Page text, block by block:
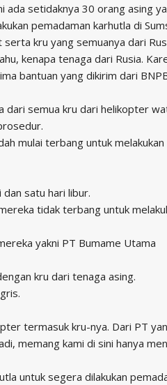
ada setidaknya 30 orang asing
pemadaman karhutla di
kru yang semuanya dari
kenapa tenaga dari Rusia.
bantuan yang dikirim dari
dari semua kru dari helikopter
mulai terbang untuk melakukan
satu hari libur.
tidak terbang untuk
yakni PT Bumame Utama
kru dari tenaga asing.
termasuk kru-nya. Dari PT
memang kami di sini hanya
untuk segera dilakukan